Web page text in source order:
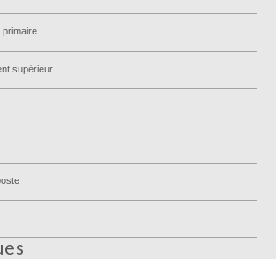
primaire
supérieur